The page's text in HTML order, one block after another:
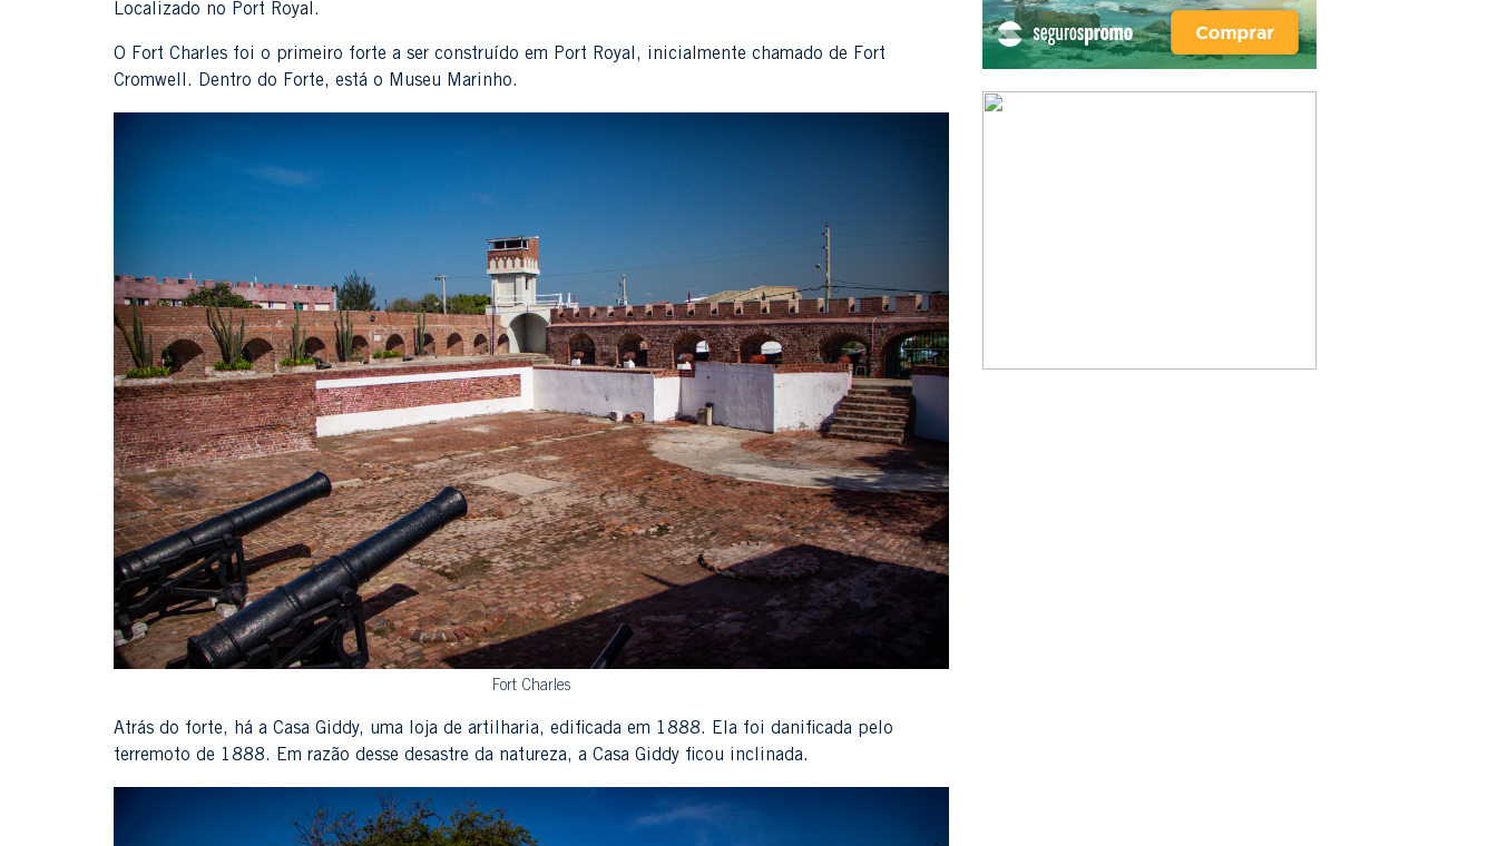
Localizado no Port Royal.
O Fort Charles foi o primeiro forte a ser construído em Port Royal, inicialmente chamado de Fort
Cromwell. Dentro do Forte, está o Museu Marinho.
Fort Charles
Atrás do forte, há a Casa Giddy, uma loja de artilharia, edificada em 1888. Ela foi danificada pelo
terremoto de 1888. Em razão desse desastre da natureza, a Casa Giddy ficou inclinada.